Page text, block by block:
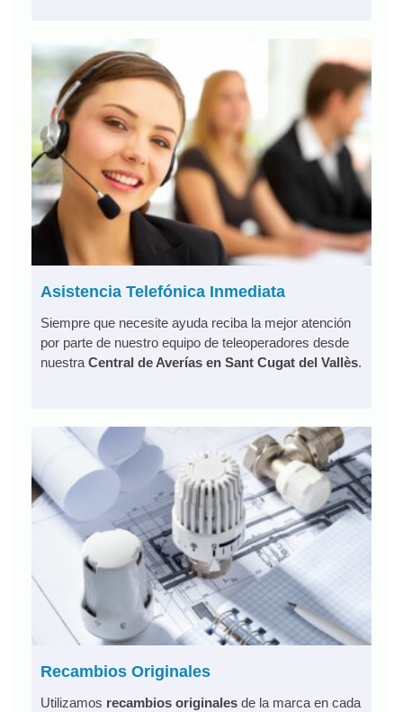
Asistencia Telefónica Inmediata
Siempre que necesite ayuda reciba la mejor atención
por parte de nuestro equipo de teleoperadores desde
nuestra Central de Averías en Sant Cugat del Vallès.
Recambios Originales
Utilizamos recambios originales de la marca en cada